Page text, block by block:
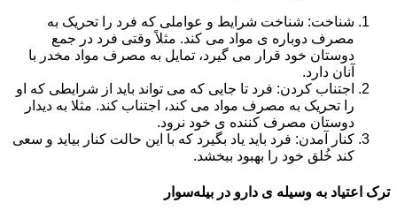
شناخت: شناخت شرایط و عواملی که فرد را تحریک به
مصرف دوباره ی مواد می کند. مثلاً وقتی فرد در جمع
دوستان خود قرار می گیرد، تمایل به مصرف مواد مخدر با
آنان دارد.
اجتناب کردن: فرد تا جایی که می تواند باید از شرایطی که او
را تحریک به مصرف مواد می کند، اجتناب کند. مثلا به دیدار
دوستان مصرف کننده ی خود نرود.
کنار آمدن: فرد باید یاد بگیرد که با این حالت کنار بیاید و سعی
کند خُلق خود را بهبود ببخشد.
ترک اعتیاد به وسیله ی دارو در بیله‌سوار